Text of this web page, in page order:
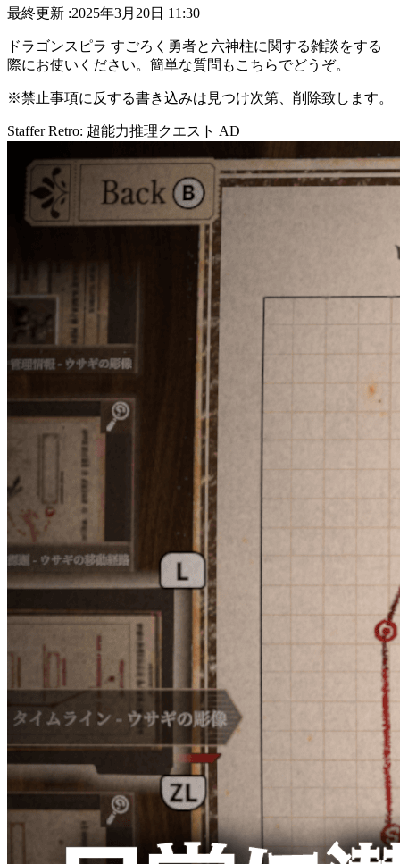
最終更新 :2025年3月20日 11:30
ドラゴンスピラ すごろく勇者と六神柱に関する雑談をする
際にお使いください。簡単な質問もこちらでどうぞ。
※禁止事項に反する書き込みは見つけ次第、削除致します。
Staffer Retro: 超能力推理クエスト AD